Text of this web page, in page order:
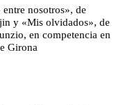
nosotros», de
y «Mis olvidados», de
en competencia en
Girona